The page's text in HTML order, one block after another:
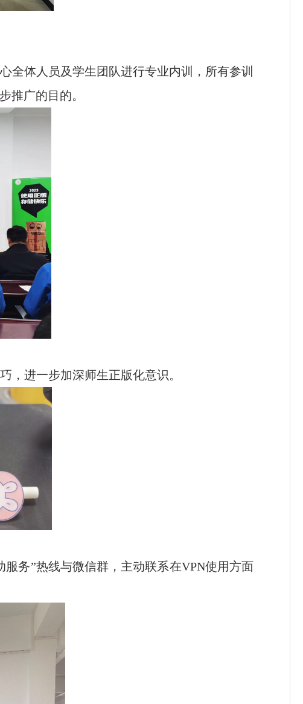
全体人员及学生团队进行专业内训，所有参训
推广的目的。
，进一步加深师生正版化意识。
务”热线与微信群，主动联系在VPN使用方面